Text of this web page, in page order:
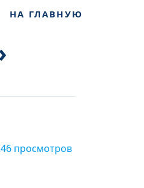
НА ГЛАВНУЮ
просмотров